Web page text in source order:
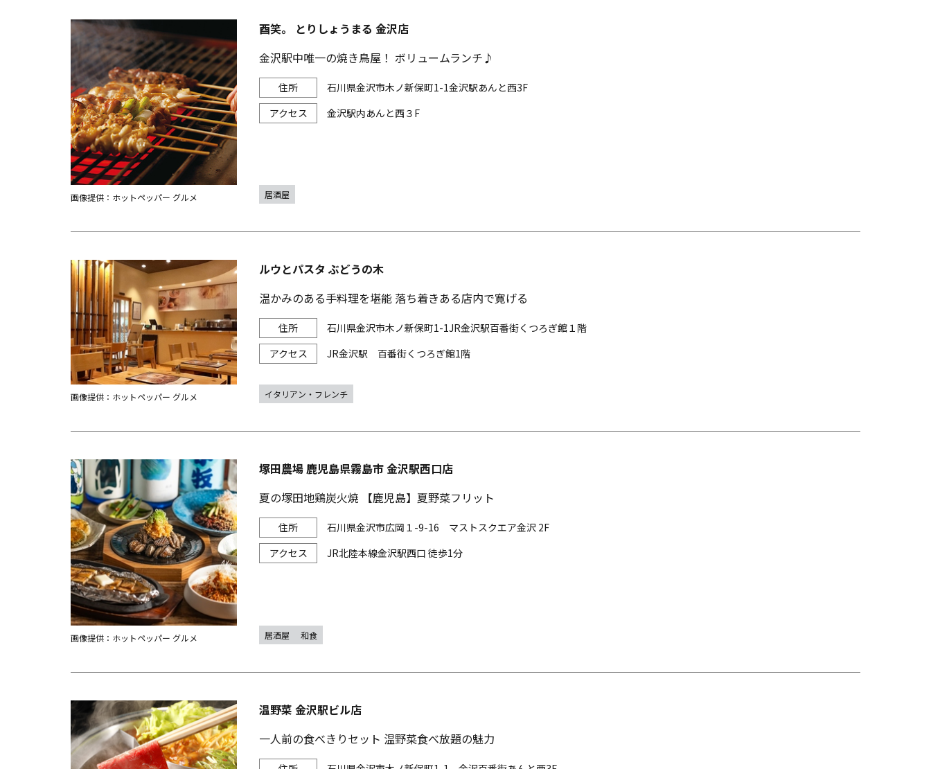
その他グルメ
酉笑。 とりしょうまる 金沢店
金沢駅中唯一の焼き鳥屋！ ボリュームランチ♪
石川県金沢市木ノ新保町1-1金沢駅あんと西3F
金沢駅内あんと西３F
画像提供：ホットペッパー グルメ 居酒屋
ルウとパスタ ぶどうの木
温かみのある手料理を堪能 落ち着きある店内で寛げる
石川県金沢市木ノ新保町1-1JR金沢駅百番街くつろぎ館１階
JR金沢駅 百番街くつろぎ館1階
画像提供：ホットペッパー グルメ イタリアン・フレンチ
塚田農場 鹿児島県霧島市 金沢駅西口店
夏の塚田地鶏炭火焼 【鹿児島】夏野菜フリット
石川県金沢市広岡１-9-16 マストスクエア金沢 2F
JR北陸本線金沢駅西口 徒歩1分
画像提供：ホットペッパー グルメ 居酒屋 和食
温野菜 金沢駅ビル店
一人前の食べきりセット 温野菜食べ放題の魅力